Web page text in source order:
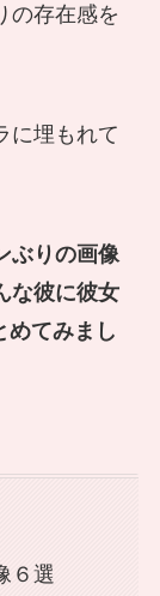
の存在感を
に埋もれて
ぶりの画像
な彼に彼女
めてみまし
６選